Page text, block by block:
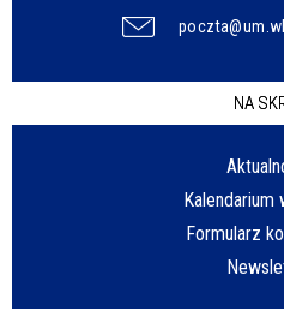
NA
Kalendarium
Formularz